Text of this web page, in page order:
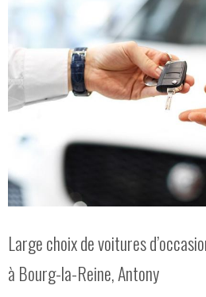
Large choix de voitures
à Bourg-la-Reine, Antony